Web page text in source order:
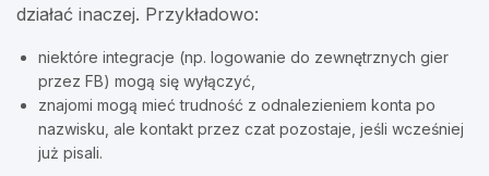
działać inaczej. Przykładowo:
niektóre integracje (np. logowanie do zewnętrznych gier
przez FB) mogą się wyłączyć,
znajomi mogą mieć trudność z odnalezieniem konta po
nazwisku, ale kontakt przez czat pozostaje, jeśli wcześniej
już pisali.